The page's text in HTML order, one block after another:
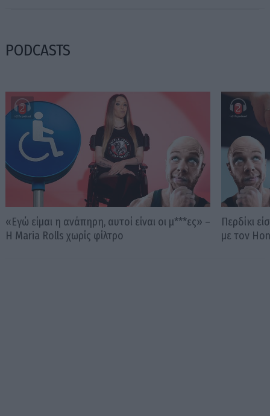
PODCASTS
«Εγώ είμαι η ανάπηρη, αυτοί είναι οι μ***ες» –
Η Maria Rolls χωρίς φίλτρο
Περδίκι
με τον